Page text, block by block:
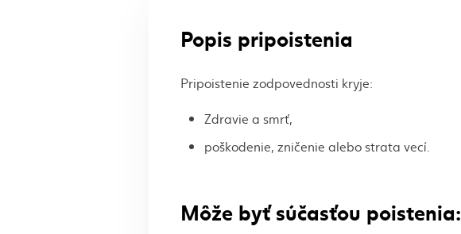
Popis pripoistenia
Pripoistenie zodpovednosti kryje:
Zdravie a smrť,
poškodenie, zničenie alebo strata vecí.
Môže byť súčasťou poistenia: